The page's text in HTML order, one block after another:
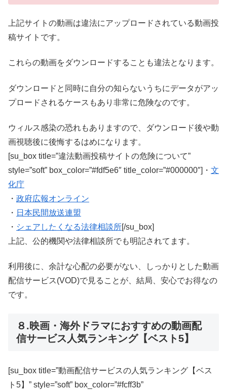
上記サイトの動画は違法にアップロードされている動画投
稿サイトです。
これらの動画をダウンロードすることも違法となります。
ダウンロードと同時に自分の知らないうちにデータがアッ
プロードされるケースもあり非常に危険なのです。
ウィルス感染の恐れもありますので、ダウンロード後や動
画視聴後に後悔するはめになります。
[su_box title=”違法動画投稿サイトの危険について”
style=”soft” box_color=”#fdf5e6″ title_color=”#000000″]・ 文
化庁
・ 政府広報オンライン
・ 日本民間放送連盟
・ シェアしたくなる法律相談所[/su_box]
上記、公的機関や法律相談所でも明記されてます。
利用後に、余計な心配の必要がない、しっかりとした動画
配信サービス(VOD)で見ることが、結局、安心でお得なの
です。
８.映画・海外ドラマにおすすめの動画配
信サービス人気ランキング【ベスト5】
[su_box title=”動画配信サービスの人気ランキング【ベス
ト5】” style=”soft” box_color=”#fcff3b”